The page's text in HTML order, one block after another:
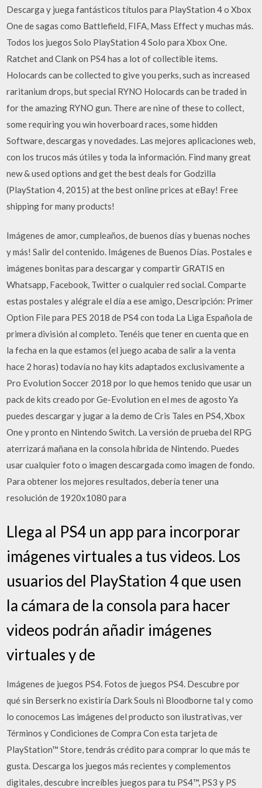
Descarga y juega fantásticos títulos para PlayStation 4 o Xbox
One de sagas como Battlefield, FIFA, Mass Effect y muchas más.
Todos los juegos Solo PlayStation 4 Solo para Xbox One.
Ratchet and Clank on PS4 has a lot of collectible items.
Holocards can be collected to give you perks, such as increased
raritanium drops, but special RYNO Holocards can be traded in
for the amazing RYNO gun. There are nine of these to collect,
some requiring you win hoverboard races, some hidden
Software, descargas y novedades. Las mejores aplicaciones web,
con los trucos más útiles y toda la información. Find many great
new & used options and get the best deals for Godzilla
(PlayStation 4, 2015) at the best online prices at eBay! Free
shipping for many products!
Imágenes de amor, cumpleaños, de buenos días y buenas noches
y más! Salir del contenido. Imágenes de Buenos Días. Postales e
imágenes bonitas para descargar y compartir GRATIS en
Whatsapp, Facebook, Twitter o cualquier red social. Comparte
estas postales y alégrale el día a ese amigo, Descripción: Primer
Option File para PES 2018 de PS4 con toda La Liga Española de
primera división al completo. Tenéis que tener en cuenta que en
la fecha en la que estamos (el juego acaba de salir a la venta
hace 2 horas) todavía no hay kits adaptados exclusivamente a
Pro Evolution Soccer 2018 por lo que hemos tenido que usar un
pack de kits creado por Ge-Evolution en el mes de agosto Ya
puedes descargar y jugar a la demo de Cris Tales en PS4, Xbox
One y pronto en Nintendo Switch. La versión de prueba del RPG
aterrizará mañana en la consola híbrida de Nintendo. Puedes
usar cualquier foto o imagen descargada como imagen de fondo.
Para obtener los mejores resultados, debería tener una
resolución de 1920x1080 para
Llega al PS4 un app para incorporar
imágenes virtuales a tus videos. Los
usuarios del PlayStation 4 que usen
la cámara de la consola para hacer
videos podrán añadir imágenes
virtuales y de
Imágenes de juegos PS4. Fotos de juegos PS4. Descubre por
qué sin Berserk no existiría Dark Souls ni Bloodborne tal y como
lo conocemos Las imágenes del producto son ilustrativas, ver
Términos y Condiciones de Compra Con esta tarjeta de
PlayStation™ Store, tendrás crédito para comprar lo que más te
gusta. Descarga los juegos más recientes y complementos
digitales, descubre increíbles juegos para tu PS4™, PS3 y PS